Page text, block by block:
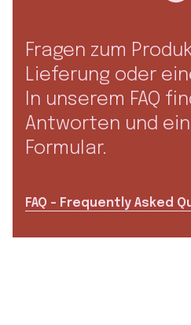
Fragen zum
Lieferung oder
In unserem FAQ
Antworten und
Formular.
FAQ – Frequently Asked